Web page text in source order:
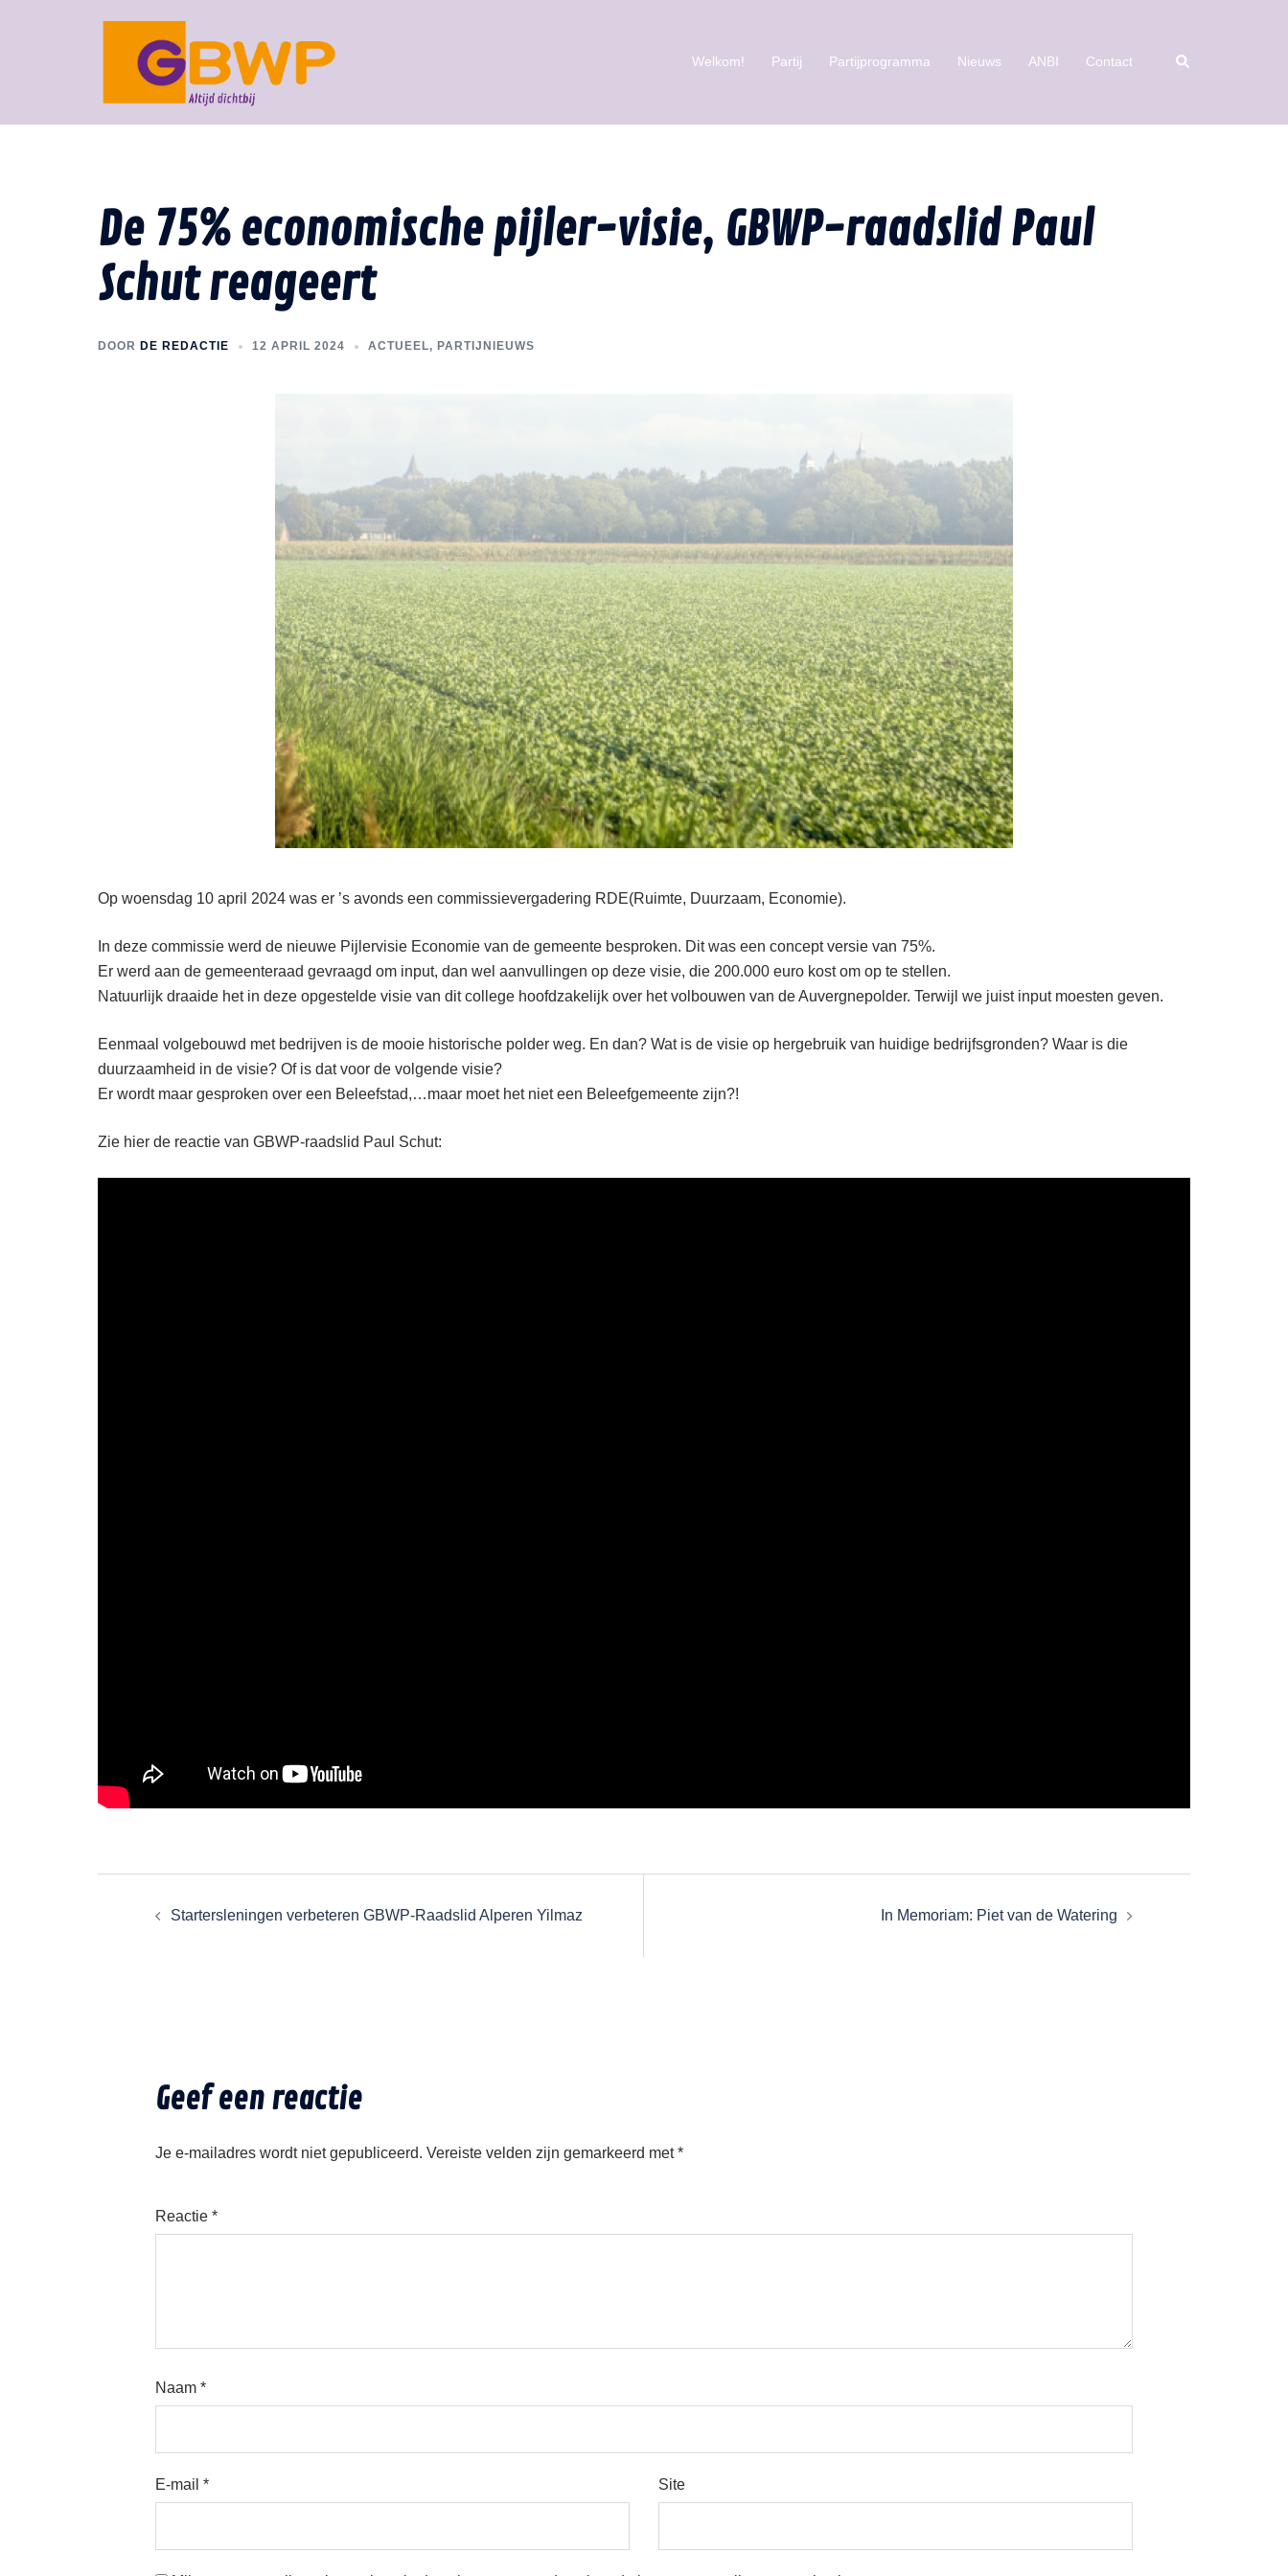
Welkom! Partij Partijprogramma Nieuws ANBI Contact
De 75% economische pijler-visie, GBWP-raadslid Paul
Schut reageert
DOOR DE REDACTIE 12 APRIL 2024 ACTUEEL, PARTIJNIEUWS
Op woensdag 10 april 2024 was er ’s avonds een commissievergadering RDE(Ruimte, Duurzaam, Economie).
In deze commissie werd de nieuwe Pijlervisie Economie van de gemeente besproken. Dit was een concept versie van 75%.
Er werd aan de gemeenteraad gevraagd om input, dan wel aanvullingen op deze visie, die 200.000 euro kost om op te stellen.
Natuurlijk draaide het in deze opgestelde visie van dit college hoofdzakelijk over het volbouwen van de Auvergnepolder. Terwijl we juist input moesten geven.
Eenmaal volgebouwd met bedrijven is de mooie historische polder weg. En dan? Wat is de visie op hergebruik van huidige bedrijfsgronden? Waar is die
duurzaamheid in de visie? Of is dat voor de volgende visie?
Er wordt maar gesproken over een Beleefstad,…maar moet het niet een Beleefgemeente zijn?!
Zie hier de reactie van GBWP-raadslid Paul Schut:
Startersleningen verbeteren GBWP-Raadslid Alperen Yilmaz In Memoriam: Piet van de Watering
Geef een reactie
Je e-mailadres wordt niet gepubliceerd. Vereiste velden zijn gemarkeerd met*
Reactie *
Naam *
E-mail * Site